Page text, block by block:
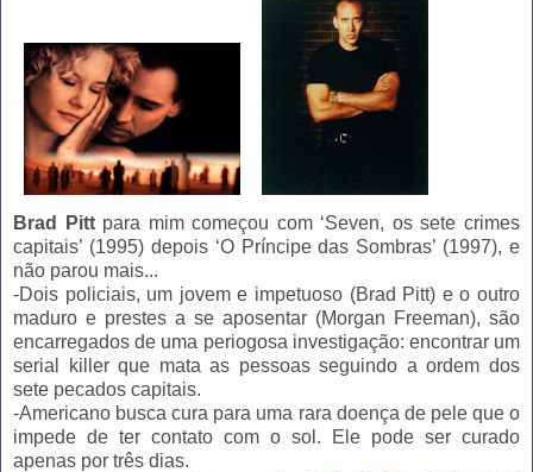
Brad Pittpara mim começou com ‘Seven, os sete crimes
capitais’ (1995) depois ‘O Príncipe das Sombras’ (1997), e
não parou mais...
-Dois policiais, um jovem e impetuoso (Brad Pitt) e o outro
maduro e prestes a se aposentar (Morgan Freeman), são
encarregados de uma periogosa investigação: encontrar um
serial killer que mata as pessoas seguindo a ordem dos
sete pecados capitais.
-Americano busca cura para uma rara doença de pele que o
impede de ter contato com o sol. Ele pode ser curado
apenas por três dias.